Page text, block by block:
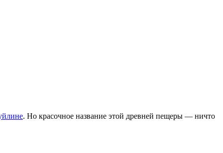
. Но красочное название этой древней пещеры — ничто